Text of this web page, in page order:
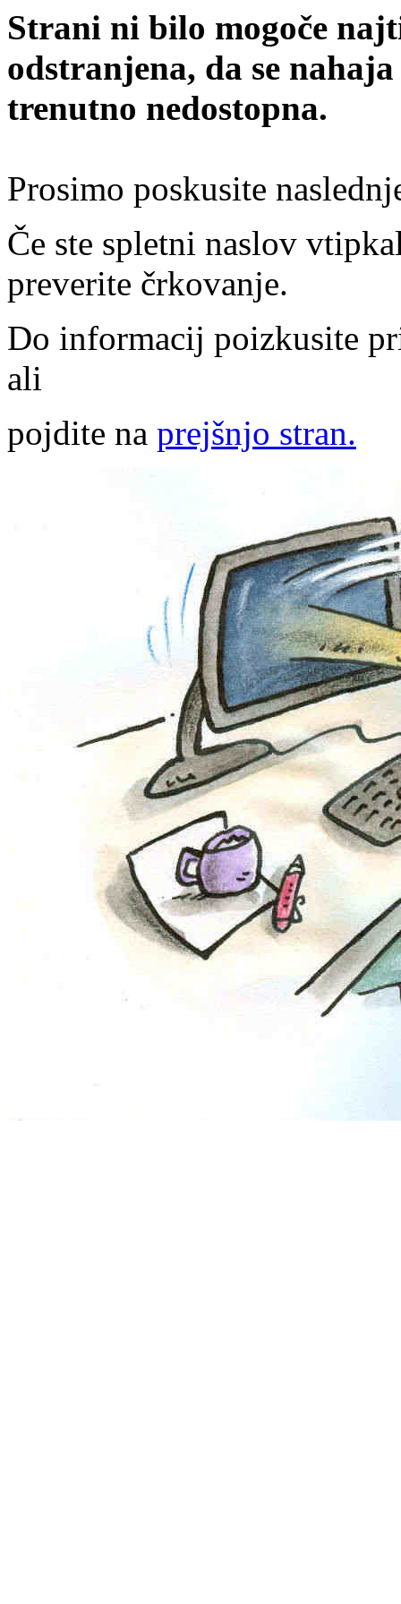
Strani ni bilo mogoče
odstranjena, da se
trenutno nedostopna.
Prosimo poskusite
Če ste spletni naslov
preverite črkovanje.
Do informacij poizkusite
ali
pojdite na prejšnjo stran.